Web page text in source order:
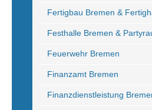
Fertigbau Bremen &
Festhalle Bremen &
Feuerwehr Bremen
Finanzamt Bremen
Finanzdienstleistung